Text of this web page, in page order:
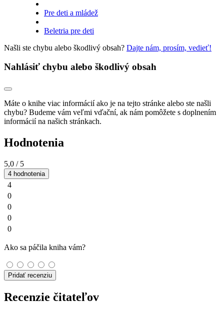
Pre deti a mládež
Beletria pre deti
Našli ste chybu alebo škodlivý obsah? Dajte nám, prosím, vedieť!
Nahlásiť chybu alebo škodlivý obsah
Máte o knihe viac informácií ako je na tejto stránke alebo ste našli
chybu? Budeme vám veľmi vďační, ak nám pomôžete s doplnením
informácií na našich stránkach.
Hodnotenia
5,0 / 5
4 hodnotenia
4
0
0
0
0
Ako sa páčila kniha vám?
Pridať recenziu
Recenzie čitateľov